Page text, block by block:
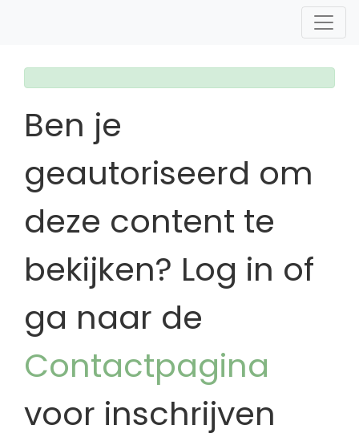
Ben je
geautoriseerd om
deze content te
bekijken? Log in of
ga naar de
Contactpagina
voor inschrijven